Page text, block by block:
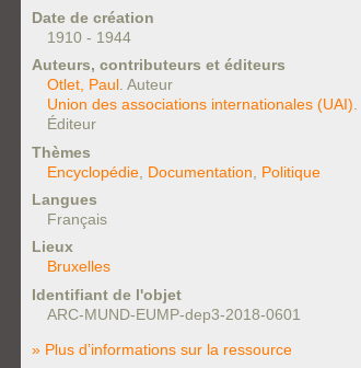
Date de création
1910 - 1944
Auteurs, contributeurs et éditeurs
Otlet, Paul. Auteur
Union des associations internationales (UAI).
Éditeur
Thèmes
Encyclopédie Documentation
Politique
Langues
Français
Lieux
Bruxelles
Identifiant de l'objet
ARC-MUND-EUMP-dep3-2018-0601
» Plus d’informations sur la ressource